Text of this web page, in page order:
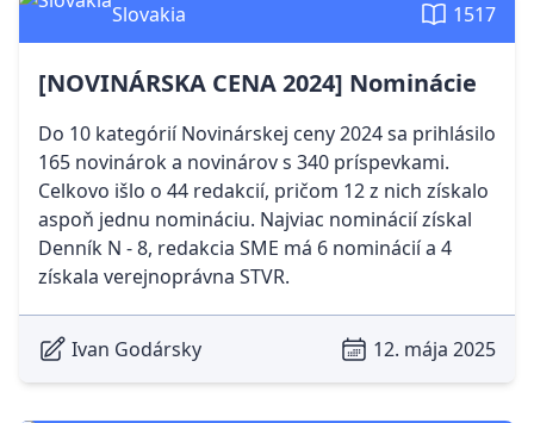
Slovakia 1517
[NOVINÁRSKA CENA 2024] Nominácie
Do 10 kategórií Novinárskej ceny 2024 sa prihlásilo
165 novinárok a novinárov s 340 príspevkami.
Celkovo išlo o 44 redakcií, pričom 12 z nich získalo
aspoň jednu nomináciu. Najviac nominácií získal
Denník N - 8, redakcia SME má 6 nominácií a 4
získala verejnoprávna STVR.
Ivan Godársky 12. mája 2025